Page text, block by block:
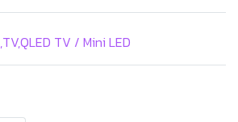
,TV,QLED TV / Mini LED